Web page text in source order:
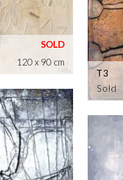
120 x 90 cm
Sold
T3